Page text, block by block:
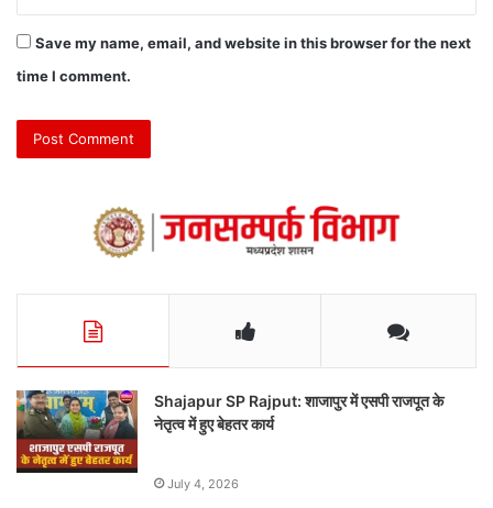
Save my name, email, and website in this browser for the next
time I comment.
Shajapur SP Rajput: शाजापुर में एसपी राजपूत के
नेतृत्व में हुए बेहतर कार्य
July 4, 2026